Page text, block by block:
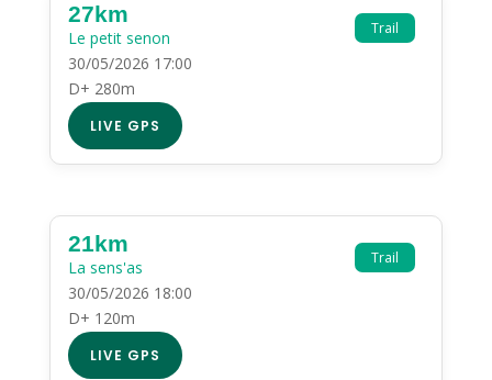
Trail
27km
Le petit senon
30/05/2026 17:00
D+ 280m
LIVE GPS
Trail
21km
La sens'as
30/05/2026 18:00
D+ 120m
LIVE GPS